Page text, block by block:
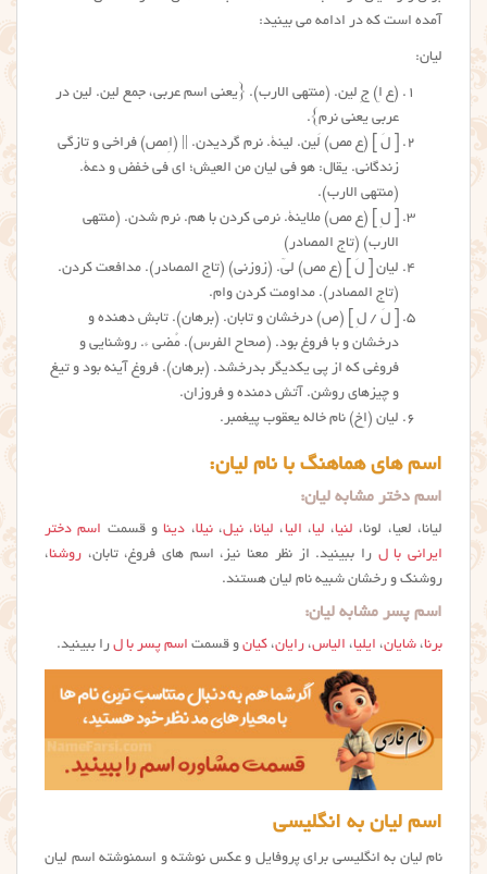
آمده است که در ادامه می بینید:
لیان:
(ع اِ) جِ لین. (منتهی الارب). {یعنی اسم عربی، جمع لین. لین در
عربی یعنی نرم}.
[ لَ ] (ع مص) لَین. لینة. نرم گردیدن. || (اِمص) فراخی و تازگی
زندگانی. یقال: هو فی لیان من العیش؛ ای فی خفض و دعة.
(منتهی الارب).
[ لِ ] (ع مص) ملاینة. نرمی کردن با هم. نرم شدن. (منتهی
الارب) (تاج المصادر)
لیان [ لَ ] (ع مص) لیّ. (زوزنی) (تاج المصادر). مدافعت کردن.
(تاج المصادر). مداومت کردن وام.
[ لَ / لِ ] (ص) درخشان و تابان. (برهان). تابش دهنده و
درخشان و با فروغ بود. (صحاح الفرس). مُضی ء. روشنایی و
فروغی که از پی یکدیگر بدرخشد. (برهان). فروغ آینه بود و تیغ
و چیزهای روشن. آتش دمنده و فروزان.
لیان (اِخ) نام خاله یعقوب پیغمبر.
اسم های هماهنگ با نام لیان:
اسم دختر مشابه لیان:
لیانا، لعیا، لونا، لنیا، لیا، الیا، لیانا،نیل،نیلا، دیناو قسمت اسم دختر
ایرانی با ل را ببینید. از نظر معنا نیز، اسم های فروغ، تابان، روشنا،
روشنک و رخشان شبیه نام ليان هستند.
اسم پسر مشابه لیان:
برنا، شایان، ایلیا، الیاس، رایان، کیان و قسمت اسم پسر با ل را ببینید.
اسم لیان به انگلیسی
نام لیان به انگلیسی برای پروفایل و عکس نوشته و اسمنوشته اسم لیان